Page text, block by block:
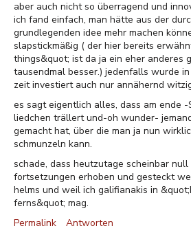
aber auch nicht so überragend und
ich fand einfach, man hätte aus der
grundlegenden idee mehr machen
slapstickmäßig ( der hier bereits
things&quot; ist da ja ein eher anderes
tausendmal besser.) jedenfalls wurde
zeit investiert auch nur annähernd
es sagt eigentlich alles, dass am ende -
liedchen trällert und-oh wunder-
gemacht hat, über die man ja nun
schmunzeln kann.
schade, dass heutzutage scheinbar
fortsetzungen erhoben und gesteckt
helms und weil ich galifianakis in
ferns&quot; mag.
Permalink
Antworten